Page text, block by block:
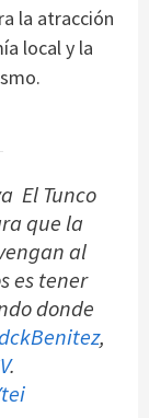
la atracción
local y la
El Tunco
que la
al
es tener
donde
,
.